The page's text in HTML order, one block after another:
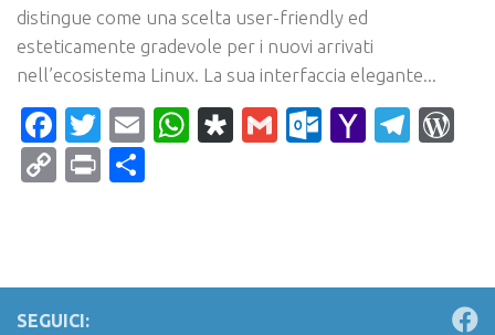
distingue come una scelta user-friendly ed
esteticamente gradevole per i nuovi arrivati ​​
nell’ecosistema Linux. La sua interfaccia elegante...
Facebook
Twitter
EmailWhatsApp
Diaspora
Gmail Yahoo
CopyPrint
SEGUICI: